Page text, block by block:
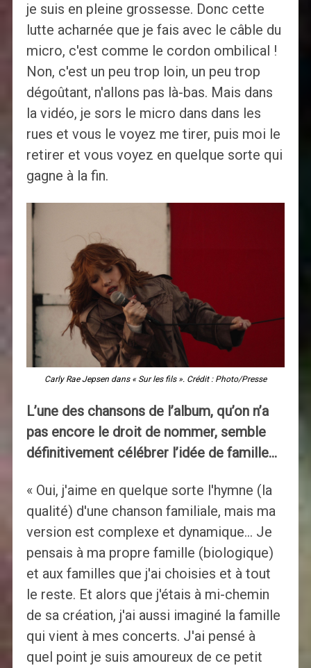
je suis en pleine grossesse. Donc cette
lutte acharnée que je fais avec le câble du
micro, c'est comme le cordon ombilical !
Non, c'est un peu trop loin, un peu trop
dégoûtant, n'allons pas là-bas. Mais dans
la vidéo, je sors le micro dans dans les
rues et vous le voyez me tirer, puis moi le
retirer et vous voyez en quelque sorte qui
gagne à la fin.
Carly Rae Jepsen dans « Sur les fils ». Crédit : Photo/Presse
L’une des chansons de l’album, qu’on n’a
pas encore le droit de nommer, semble
définitivement célébrer l’idée de famille…
« Oui, j'aime en quelque sorte l'hymne (la
qualité) d'une chanson familiale, mais ma
version est complexe et dynamique… Je
pensais à ma propre famille (biologique)
et aux familles que j'ai choisies et à tout
le reste. Et alors que j'étais à mi-chemin
de sa création, j'ai aussi imaginé la famille
qui vient à mes concerts. J'ai pensé à
quel point je suis amoureux de ce petit